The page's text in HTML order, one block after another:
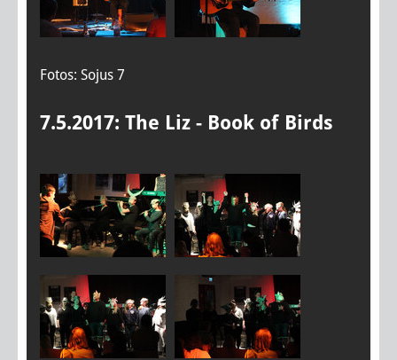
Fotos: Sojus 7
7.5.2017: The Liz - Book of Birds